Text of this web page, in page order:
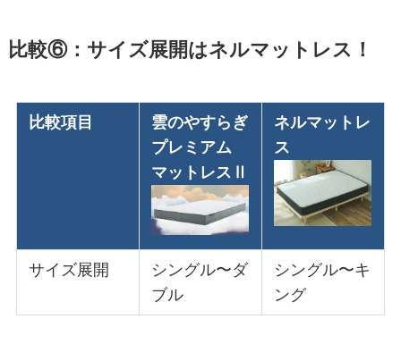
比較⑥：サイズ展開はネルマットレス！
比較項目
雲のやすらぎ
プレミアム
マットレスⅡ
ネルマットレ
ス
サイズ展開
シングル〜ダ
ブル
シングル〜キ
ング